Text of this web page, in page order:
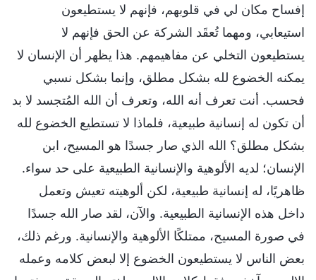
إفساح مكان لي في قلوبهم، فإنهم لا يستطيعون
استيعابي، ومهما تُعقَد الشركة عن الحق فإنهم لا
يستطيعون التخلي عن مفاهيمهم. هذا يظهر أن الإنسان لا
يمكنه الخضوع لله بشكل مطلق، وإنما بشكل نسبي
فحسب. أنت تعرف أنه الله، وتعرف أن الله المُتجسد لا بد
أن تكون له إنسانية طبيعية، فلماذا لا تستطيع الخضوع لله
بشكل مطلق؟ الله الذي صار جسدًا هو المسيح، ابن
الإنسان؛ لديه الألوهية والإنسانية الطبيعية على حد سواء.
ظاهريًا، له إنسانية طبيعية، لكن ألوهيته تعيش وتعمل
داخل هذه الإنسانية الطبيعية. والآن، لقد صار الله جسدًا
في صورة المسيح، ممتلكًا الألوهية والإنسانية. ورغم ذلك،
بعض الناس لا يستطيعون الخضوع إلا لبعض كلامه وعمله